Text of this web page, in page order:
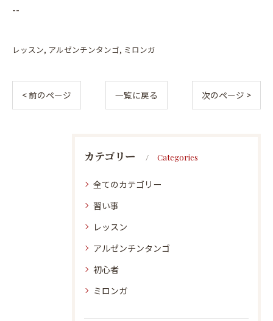
--
レッスン アルゼンチンタンゴ ミロンガ
< 前のページ 一覧に戻る 次のページ >
カテゴリー Categories
全てのカテゴリー
習い事
レッスン
アルゼンチンタンゴ
初心者
ミロンガ